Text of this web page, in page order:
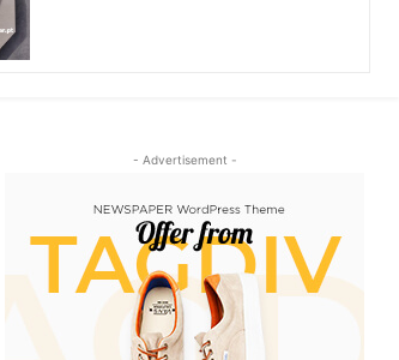
- Advertisement -